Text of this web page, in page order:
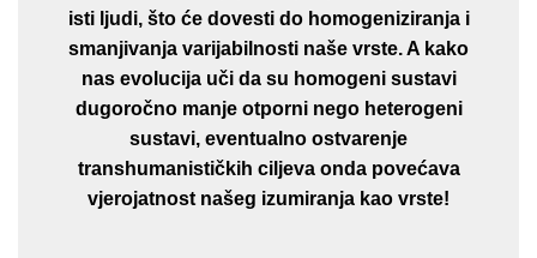
isti ljudi, što će dovesti do homogeniziranja i
smanjivanja varijabilnosti naše vrste. A kako
nas evolucija uči da su homogeni sustavi
dugoročno manje otporni nego heterogeni
sustavi, eventualno ostvarenje
transhumanističkih ciljeva onda povećava
vjerojatnost našeg izumiranja kao vrste!